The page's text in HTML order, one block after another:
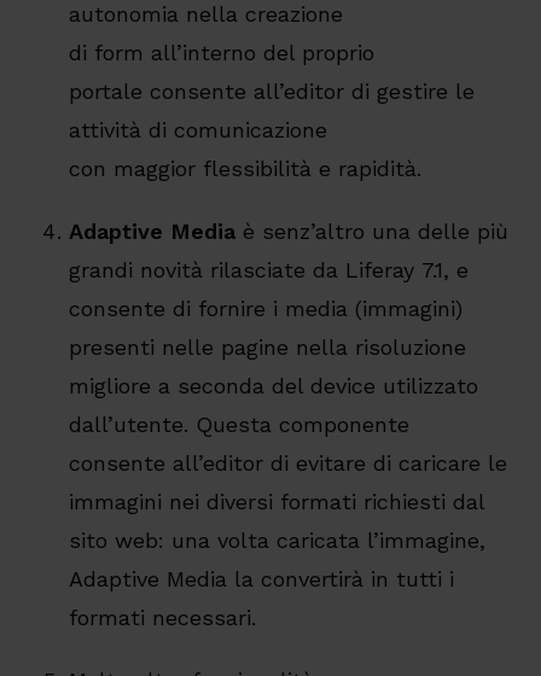
autonomia nella creazione
di form all’interno del proprio
portale consente all’editor di gestire le
attività di comunicazione
con maggior flessibilità e rapidità.
Adaptive Mediaè senz’altro una delle più
grandi novità rilasciate da Liferay 7.1, e
consente di fornire i media (immagini)
presenti nelle pagine nella risoluzione
migliore a seconda del device utilizzato
dall’utente. Questa componente
consente all’editor di evitare di caricare le
immagini nei diversi formati richiesti dal
sito web: una volta caricata l’immagine,
Adaptive Media la convertirà in tutti i
formati necessari.